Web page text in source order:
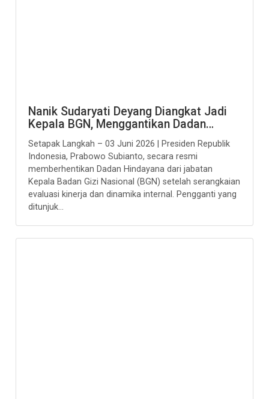
Nanik Sudaryati Deyang Diangkat Jadi
Kepala BGN, Menggantikan Dadan…
Setapak Langkah – 03 Juni 2026 | Presiden Republik
Indonesia, Prabowo Subianto, secara resmi
memberhentikan Dadan Hindayana dari jabatan
Kepala Badan Gizi Nasional (BGN) setelah serangkaian
evaluasi kinerja dan dinamika internal. Pengganti yang
ditunjuk...